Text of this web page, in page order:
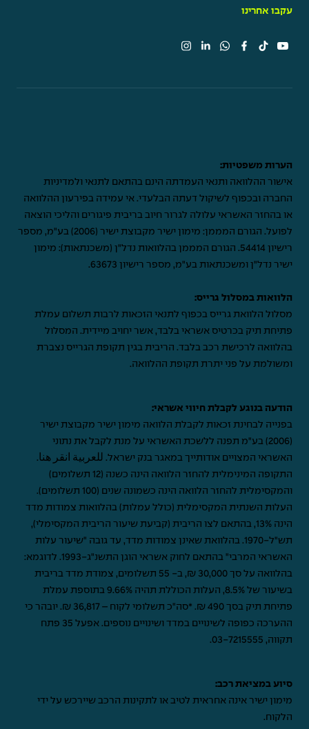
עקבו אחרינו
הערות משפטיות:
אישור ההלוואה ותנאי העמדתה הינם בהתאם לתנאי ולמדיניות
החברה ובכפוף לשיקול דעתה הבלעדי. אי עמידה בפירעון ההלוואה
או בהחזר האשראי עלולה לגרור חיוב בריבית פיגורים והליכי הוצאה
לפועל. הגורם המממן: מימון ישיר מקבוצת ישיר (2006) בע"מ, מספר
רישיון 54414. הגורם המממן בהלוואות נדל"ן (משכנתאות): מימון
ישיר נדל"ן ומשכנתאות בע"מ, מספר רישיון 63673.
הלוואות במסלול גרייס:
מסלול הלוואת גרייס בכפוף לתנאי הזכאות לרבות תשלום עמלת
פתיחת תיק בכרטיס אשראי בלבד, אשר יחויב מיידית. המסלול
בהלוואה לרכישת רכב בלבד. הריבית בגין תקופת הגרייס נצברת
ומשולמת על פני יתרת תקופת ההלוואה.
הודעה בנוגע לקבלת חיווי אשראי:
בפנייה לבחינת זכאות לקבלת הלוואה מימון ישיר מקבוצת ישיר
(2006) בע"מ תפנה ללשכת האשראי על מנת לקבל את נתוני
האשראי המצויים אודותייך במאגר בנק ישראל. للعربية انقر هنا.
התקופה המינימלית להחזר הלוואה הינה כשנה (12 תשלומים)
והמקסימלית להחזר הלוואה הינה כשמונה שנים (100 תשלומים).
העלות השנתית המקסימלית (כולל עמלות) בהלוואות צמודות מדד
הינה 13%, בהתאם לצו הריבית (קביעת שיעור הריבית המקסימלי),
תש"ל-1970. בהלוואת שאינן צמודות מדד, עד גובה "שיעור עלות
האשראי המרבי" בהתאם לחוק אשראי הוגן התשנ"ג-1993. לדוגמא:
בהלוואה על סך 30,000 ₪, ב- 55 תשלומים, צמודת מדד בריבית
בשיעור של 8.5%, העלות הכוללת תהיה 9.66% בתוספת עמלת
פתיחת תיק בסך 490 ₪. *סה"כ תשלומי לקוח – 36,817 ₪. יובהר כי
ההערכה כפופה לשינויים במדד ושינויים נוספים. אפעל 35 פתח
תקווה, 03-7215555
.
סיוע במציאת רכב:
מימון ישיר אינה אחראית לטיב או לתקינות הרכב שיירכש על ידי
הלקוח.